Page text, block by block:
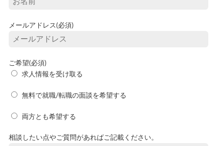
メールアドレス(必須)
ご希望(必須)
求人情報を受け取る
無料で就職/転職の面談を希望する
両方とも希望する
相談したい点やご質問があればご記載ください。